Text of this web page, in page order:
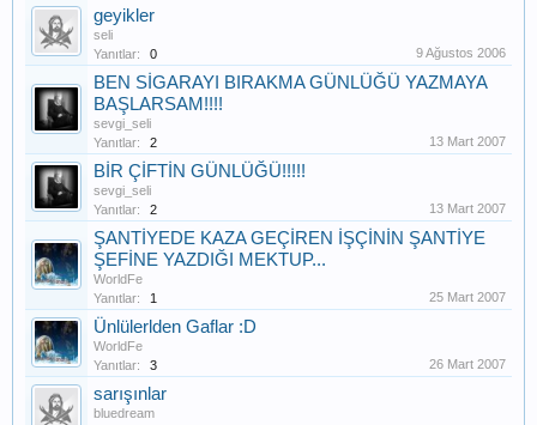
geyikler
seli
Yanıtlar:
0 9 Ağustos 2006
BEN SİGARAYI BIRAKMA GÜNLÜĞÜ YAZMAYA
BAŞLARSAM!!!!
sevgi_seli
Yanıtlar:
2 13 Mart 2007
BİR ÇİFTİN GÜNLÜĞÜ!!!!!
sevgi_seli
Yanıtlar:
2 13 Mart 2007
ŞANTİYEDE KAZA GEÇİREN İŞÇİNİN ŞANTİYE
ŞEFİNE YAZDIĞI MEKTUP...
WorldFe
Yanıtlar:
1 25 Mart 2007
Ünlülerlden Gaflar :D
WorldFe
Yanıtlar:
3 26 Mart 2007
sarışınlar
bluedream